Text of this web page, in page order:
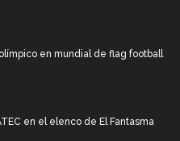
en mundial de flag football
en el elenco de El Fantasma